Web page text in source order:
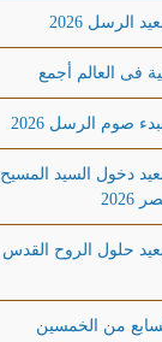
الرسل 2026
فى العالم أجمع
صوم الرسل 2026
بعيد دخول السيد المسيح
بعيد حلول الروح القدس
من الخمسين